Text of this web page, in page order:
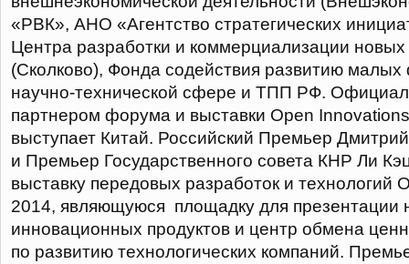
«РВК», АНО «Агентство стратегических
Центра разработки и коммерциализации новых
(Сколково), Фонда содействия развитию
научно-технической сфере и ТПП РФ.
партнером форума и выставки Open
выступает Китай. Российский Премьер
и Премьер Государственного совета КНР Ли
выставку передовых разработок и технологий
2014, являющуюся площадку для презентации
инновационных продуктов и центр обмена
по развитию технологических компаний.